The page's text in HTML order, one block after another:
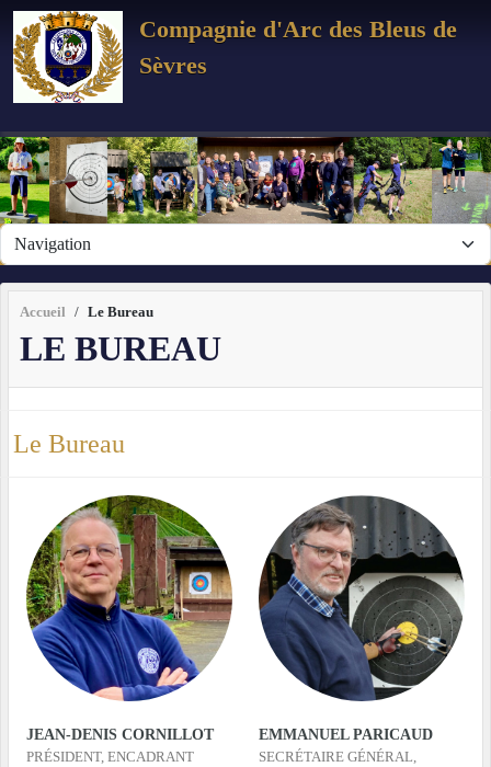
Compagnie d'Arc des Bleus de
Sèvres
Accueil Le Bureau
LE BUREAU
Le Bureau
JEAN-DENIS CORNILLOT
PRÉSIDENT, ENCADRANT
EMMANUEL PARICAUD
SECRÉTAIRE GÉNÉRAL,
Panneau de gestion des cookies